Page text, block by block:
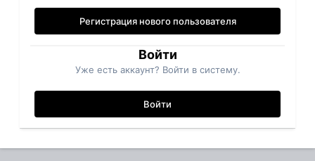
Регистрация нового пользователя
Войти
Уже есть аккаунт? Войти в систему.
Войти